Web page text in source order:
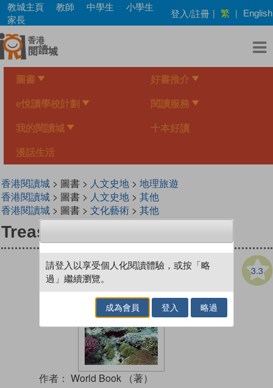
Skip
main
content
教城主頁 教師 中學生
小學生
家長
登入/註冊 | 繁 | English
圖書 好書推介
e悅讀學校計劃 閱讀服務
我的閱讀城 十本好讀
漫話生活
香港閱讀城> 圖書 > 人文史地> 地理旅遊
香港閱讀城> 圖書 > 人文史地> 其他
香港閱讀城> 圖書 > 文化藝術> 其他
Treasures of the Oceans
3.3
作者： World Book （著）
請登入以享受個人化閱讀體驗，或按「略
過」繼續瀏覽。
成為會員 登入 略過